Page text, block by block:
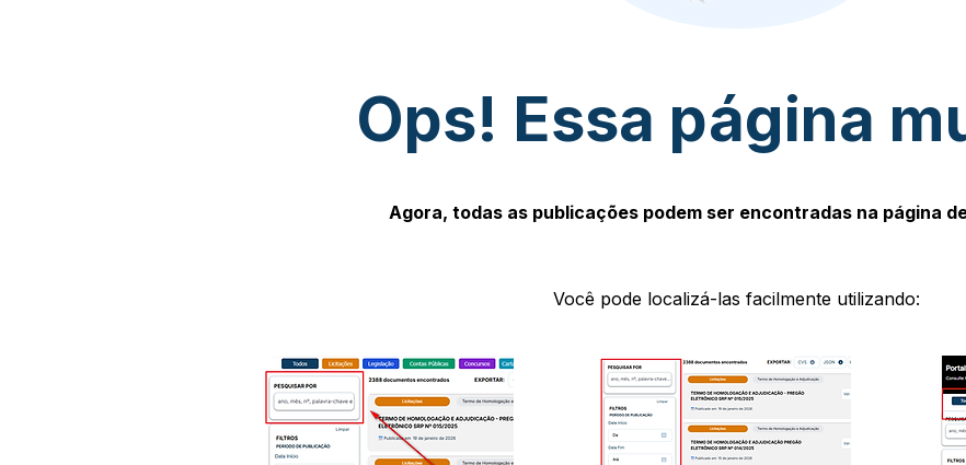
Ops! Essa página
Agora, todas as publicações podem ser encontradas na página
Você pode localizá-las facilmente utilizando: